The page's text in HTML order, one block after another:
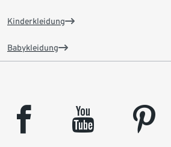
Kinderkleidung
Babykleidung
facebook youtube pinterest